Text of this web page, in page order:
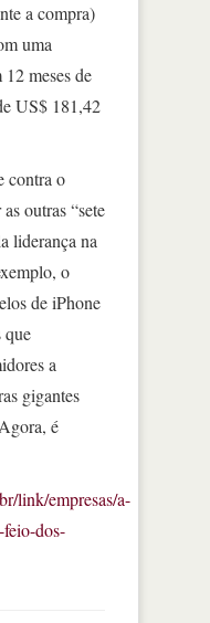
a compra)
uma
meses de
US$ 181,42
contra o
outras “sete
liderança na
o
de iPhone
que
a
gigantes
é
link/empresas/a-
dos-